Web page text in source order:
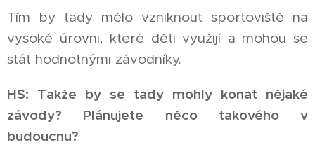
Tím by tady mělo vzniknout sportoviště na
vysoké úrovni, které děti využijí a mohou se
stát hodnotnými závodníky.
HS: Takže by se tady mohly konat nějaké
závody? Plánujete něco takového v
budoucnu?